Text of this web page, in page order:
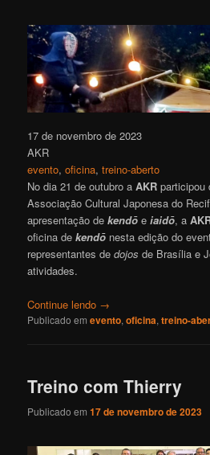
17 de novembro de 2023
AKR
evento, oficina, treino-aberto
No dia 21 de outubro aAKR
Associação Cultural Japonesa do
apresentação dekendō e iaidō, a
oficina dekendō nesta edição do
representantes dedojos de Brasília e
atividades.
Continue lendo →
Publicado em evento,oficina,treino-
Treino com Thierry
Publicado em17 de novembro de 2023